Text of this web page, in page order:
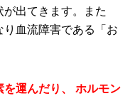
が出てきます。また
り血流障害である「お
運んだり、 ホルモン